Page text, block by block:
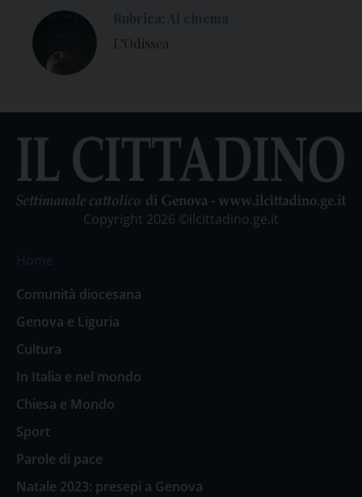
L’Odissea
Copyright 2026 ©ilcittadino.ge.it
Comunità diocesana
Genova e Liguria
Cultura
In Italia e nel mondo
Chiesa e Mondo
Sport
Parole di pace
Natale 2023: presepi a Genova